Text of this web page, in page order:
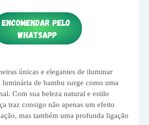
únicas e elegantes de iluminar
luminária de bambu surge como uma
Com sua beleza natural e estilo
traz consigo não apenas um efeito
mas também uma profunda ligação